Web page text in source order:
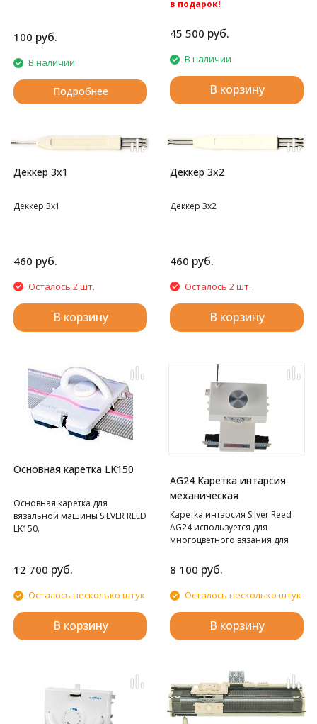
100 руб.
В наличии
Подробнее
в подарок!
доставка по России.
Вторая фонтура к вязальным
машинам 5 класса Silver Reed
SK280 и Silver Reed SK840.
45 500 руб.
В наличии
В корзину
Деккер 3х1
Деккер 3х1
460 руб.
Осталось 2 шт.
В корзину
Деккер 3х2
Деккер 3х2
460 руб.
Осталось 2 шт.
В корзину
Основная каретка LK150
Основная каретка для
вязальной машины SILVER REED
LK150.
12 700 руб.
Осталось несколько штук
В корзину
AG24 Каретка интарсия
механическая
Каретка интарсия Silver Reed
AG24 используется для
многоцветного вязания для
8 100 руб.
Осталось несколько штук
В корзину